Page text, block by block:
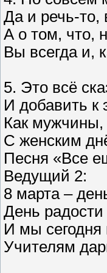
Да и речь-
А о том, что,
Вы всегда и,
5. Это всё
И добавить к
Как мужчины,
С женским
Песня «Все
Ведущий 2:
8 марта –
День радости
И мы сегодня
Учителям